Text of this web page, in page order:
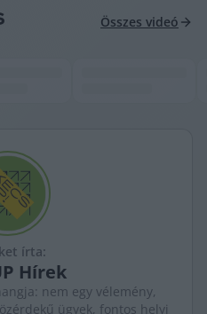
Összes videó
írta:
Hírek
nem egy vélemény,
ügyek, fontos helyi